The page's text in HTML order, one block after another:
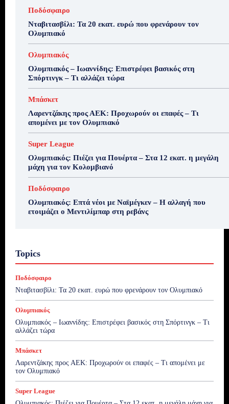
Ποδόσφαιρο
Νταβιτασβίλι: Τα 20 εκατ. ευρώ που φρενάρουν τον
Ολυμπιακό
Ολυμπιακός
Ολυμπιακός – Ιωαννίδης: Επιστρέφει βασικός στη
Σπόρτινγκ – Τι αλλάζει τώρα
Μπάσκετ
Λαρεντζάκης προς ΑΕΚ: Προχωρούν οι επαφές – Τι
απομένει με τον Ολυμπιακό
Super League
Ολυμπιακός: Πιέζει για Πουέρτα – Στα 12 εκατ. η μεγάλη
μάχη για τον Κολομβιανό
Ποδόσφαιρο
Ολυμπιακός: Επτά νέοι με Ναϊμέγκεν – Η αλλαγή που
ετοιμάζει ο Μεντιλίμπαρ στη ρεβάνς
Topics
Ποδόσφαιρο
Νταβιτασβίλι: Τα 20 εκατ. ευρώ που φρενάρουν τον Ολυμπιακό
Ολυμπιακός
Ολυμπιακός – Ιωαννίδης: Επιστρέφει βασικός στη Σπόρτινγκ – Τι
αλλάζει τώρα
Μπάσκετ
Λαρεντζάκης προς ΑΕΚ: Προχωρούν οι επαφές – Τι απομένει με
τον Ολυμπιακό
Super League